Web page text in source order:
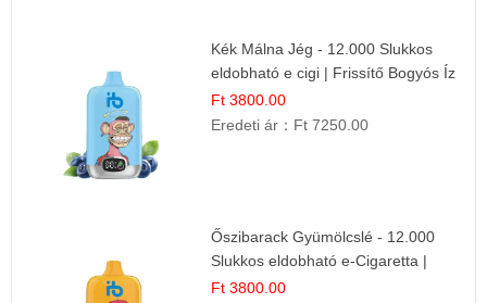
Kék Málna Jég - 12.000 Slukkos
eldobható e cigi | Frissítő Bogyós Íz
Ft 3800.00
Eredeti ár： Ft 7250.00
Őszibarack Gyümölcslé - 12.000
Slukkos eldobható e-Cigaretta |
Friss Gyümölcs Íz
Ft 3800.00